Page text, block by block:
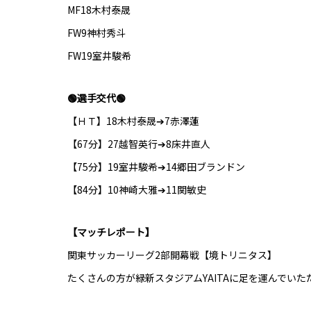
MF18木村泰晟
FW9神村秀斗
FW19室井駿希
🟢選手交代🟢
【ＨＴ】18木村泰晟➔7赤澤蓮
【67分】27越智英行➔8床井直人
【75分】19室井駿希➔14郷田ブランドン
【84分】10神崎大雅➔11関敏史
【マッチレポート】
関東サッカーリーグ2部開幕戦【境トリニタス】
たくさんの方が緑新スタジアムYAITAに足を運んでいた